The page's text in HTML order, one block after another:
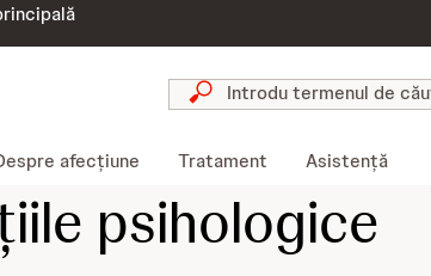
afecțiune Tratament Asistență
psihologice